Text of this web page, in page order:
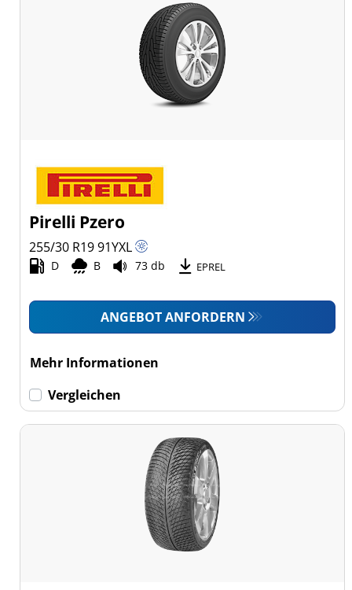
Pirelli Pzero
255/30 R1991YXL
D B 73 db EPREL
ANGEBOT ANFORDERN
Mehr Informationen
Vergleichen